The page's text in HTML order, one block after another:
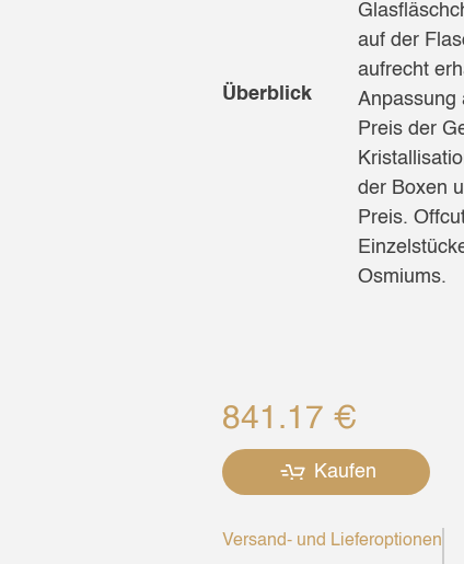
Überblick
auf der
aufrecht
Anpassung
Preis der
der Boxen
Preis.
Osmiums.
841.17 €
Kaufen
Versand- und Lieferoptionen